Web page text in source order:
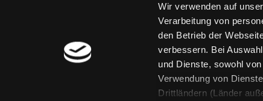
Wir verwenden auf
Verarbeitung von
den Betrieb der
verbessern. Bei
und Dienste, sowohl
Verwendung von
Drittländern (Länder
[kju:b]
Kontakt
Über uns
Jobs
Medienwunsch
FAQs